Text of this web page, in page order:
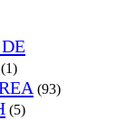
(1)
(93)
(5)